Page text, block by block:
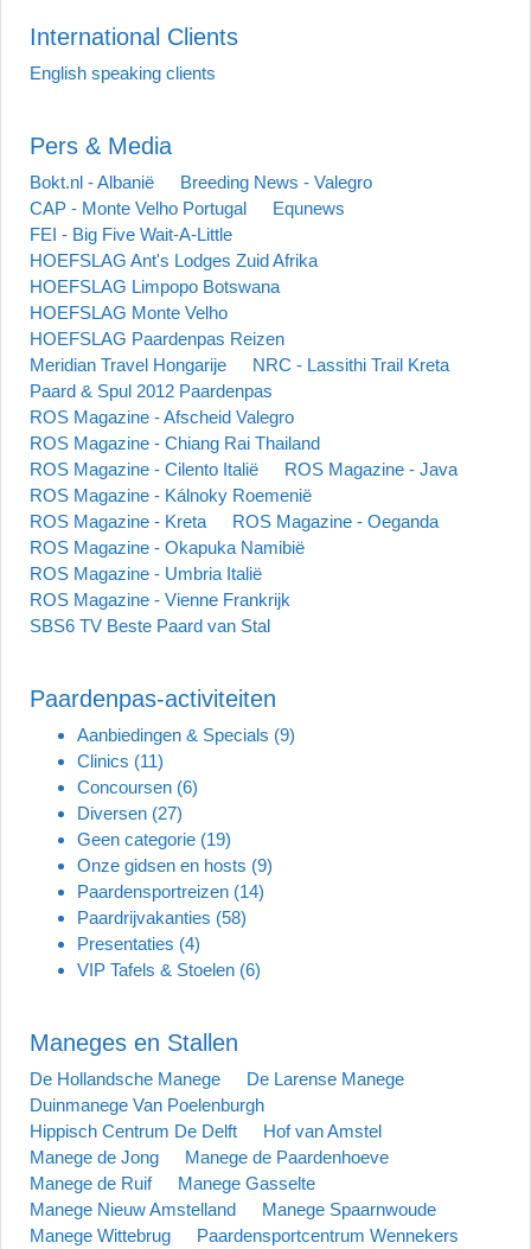
International Clients
English speaking clients
Pers & Media
Bokt.nl - Albanië
Breeding News - Valegro
CAP - Monte Velho Portugal
Equnews
FEI - Big Five Wait-A-Little
HOEFSLAG Ant's Lodges Zuid Afrika
HOEFSLAG Limpopo Botswana
HOEFSLAG Monte Velho
HOEFSLAG Paardenpas Reizen
Meridian Travel Hongarije
NRC - Lassithi Trail Kreta
Paard & Spul 2012 Paardenpas
ROS Magazine - Afscheid Valegro
ROS Magazine - Chiang Rai Thailand
ROS Magazine - Cilento Italië
ROS Magazine - Java
ROS Magazine - Kálnoky Roemenië
ROS Magazine - Kreta
ROS Magazine - Oeganda
ROS Magazine - Okapuka Namibië
ROS Magazine - Umbria Italië
ROS Magazine - Vienne Frankrijk
SBS6 TV Beste Paard van Stal
Paardenpas-activiteiten
Aanbiedingen & Specials (9)
Clinics (11)
Concoursen (6)
Diversen (27)
Geen categorie (19)
Onze gidsen en hosts (9)
Paardensportreizen (14)
Paardrijvakanties (58)
Presentaties (4)
VIP Tafels & Stoelen (6)
Maneges en Stallen
De Hollandsche Manege
De Larense Manege
Duinmanege Van Poelenburgh
Hippisch Centrum De Delft
Hof van Amstel
Manege de Jong
Manege de Paardenhoeve
Manege de Ruif
Manege Gasselte
Manege Nieuw Amstelland
Manege Spaarnwoude
Manege Wittebrug
Paardensportcentrum Wennekers